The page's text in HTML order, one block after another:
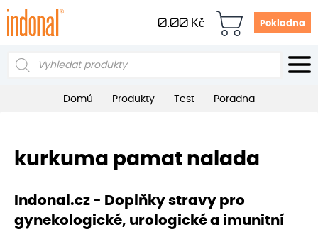
0.00 Kč Pokladna
Products
Domů Produkty Test Poradna
kurkuma pamat nalada
Indonal.cz - Doplňky stravy pro
gynekologické, urologické a imunitní